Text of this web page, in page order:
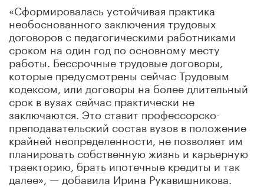
«Сформировалась устойчивая практика
необоснованного заключения трудовых
договоров с педагогическими работниками
сроком на один год по основному месту
работы. Бессрочные трудовые договоры,
которые предусмотрены сейчас Трудовым
кодексом, или договоры на более длительный
срок в вузах сейчас практически не
заключаются. Это ставит профессорско-
преподавательский состав вузов в положение
крайней неопределенности, не позволяет им
планировать собственную жизнь и карьерную
траекторию, брать ипотечные кредиты и так
далее», — добавила Ирина Рукавишникова.